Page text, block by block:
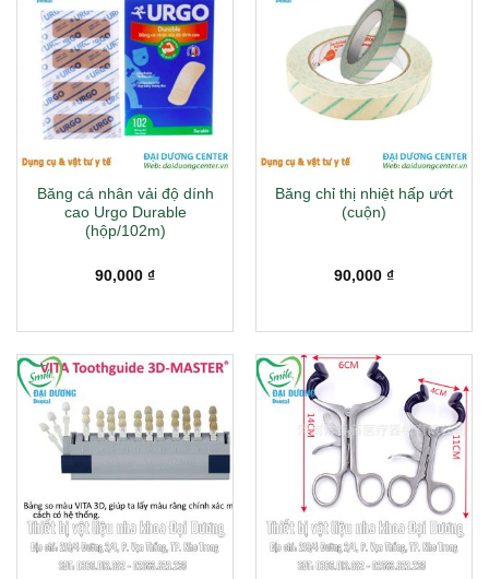
Băng cá nhân vải độ dính
cao Urgo Durable
(hộp/102m)
90,000 ₫
Băng chỉ thị nhiệt hấp ướt
(cuộn)
90,000 ₫